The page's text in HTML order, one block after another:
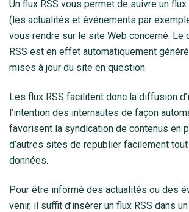
Un flux RSS vous permet de suivre un flux
(les actualités et événements par
vous rendre sur le site Web concerné. Le
RSS est en effet automatiquement
mises à jour du site en question.
Les flux RSS facilitent donc la diffusion
l’intention des internautes de façon
favorisent la syndication de contenus en
d’autres sites de republier facilement
données.
Pour être informé des actualités ou des
venir, il suffit d’insérer un flux RSS dans